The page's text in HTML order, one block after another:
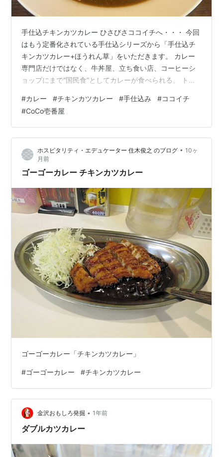
手仕込チキンカツカレー ひさびさココイチへ・・・ 今回
はもう定番化されている手仕込シリーズから「手仕込チ
キンカツカレー+ほうれん草」をいただきます。 カレー
専門店だけではなく、牛丼屋、立ち食い店、コーヒーシ
ョップにまで“国民食”としてカレーが食べられる。 トッ
「チキンカツ」もしかり・・・ ココイチでは強気に1000
円越えでの提供で、それでもこの業界で君臨しているの
だから、ファンには根強いもの 「手仕込み・・・」とい
うシリーズはやはり食べてみると「なるほど」というも
のがある。 やわらかい・ジューシー・サクサク・・・厚
みもあるチキンもも肉を スプーン…
#カレー #チキンカツカレー #手仕込み #ココイチ
#CoCo壱番屋
ホスピタリティ・エデュケーター 住木俊之 のブログ • 10ヶ
月前
ゴーゴーカレー チキンカツカレー
ゴーゴーカレー「チキンカツカレー」
#ゴーゴーカレー #チキンカツカレー
金沢おもしろ発掘 • 1年前
ダブルカツカレー